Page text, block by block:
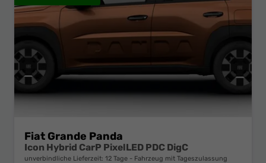
Fiat Grande Panda
Icon Hybrid CarP PixelLED PDC DigC
unverbindliche Lieferzeit: 12 Tage Fahrzeug mit Tageszulassung